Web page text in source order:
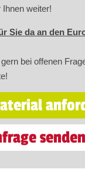
weiter!
Sie da an den
bei offenen
senden